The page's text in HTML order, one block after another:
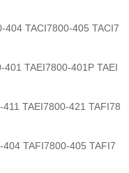
404 TACI7800-405 TACI7
TAEI7800-401P TAEI
TAEI7800-421 TAFI78
TAFI7800-405 TAFI7